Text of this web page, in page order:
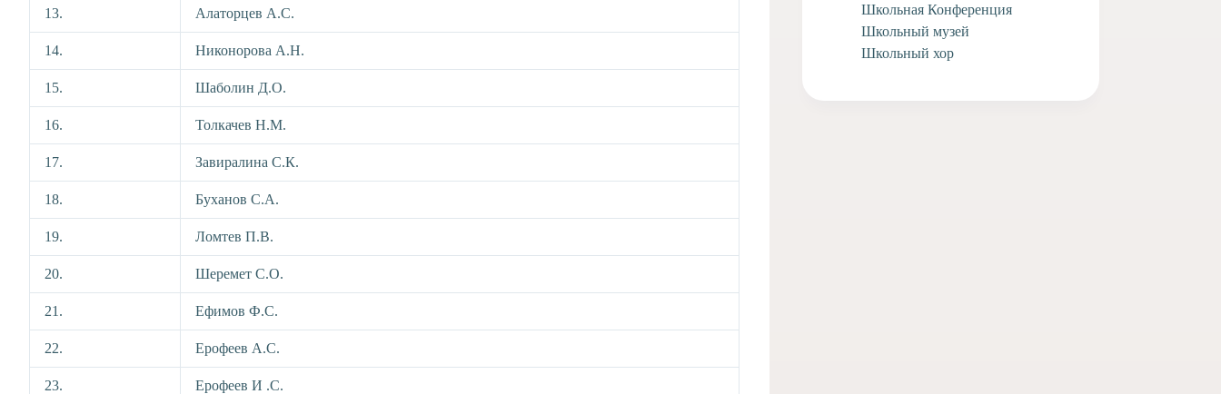
13. Алаторцев А.С.
14. Никонорова А.Н.
15. Шаболин Д.О.
16. Толкачев Н.М.
17. Завиралина С.К.
18. Буханов С.А.
19. Ломтев П.В.
20. Шеремет С.О.
21. Ефимов Ф.С.
22. Ерофеев А.С.
23. Ерофеев И .С.
Школьная Конференция
Школьный музей
Школьный хор